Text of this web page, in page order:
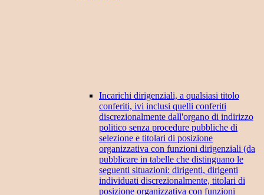
Incarichi dirigenziali, a qualsiasi titolo
conferiti, ivi inclusi quelli conferiti
discrezionalmente dall'organo di indirizzo
politico senza procedure pubbliche di
selezione e titolari di posizione
organizzativa con funzioni dirigenziali (da
pubblicare in tabelle che distinguano le
seguenti situazioni: dirigenti, dirigenti
individuati discrezionalmente, titolari di
posizione organizzativa con funzioni